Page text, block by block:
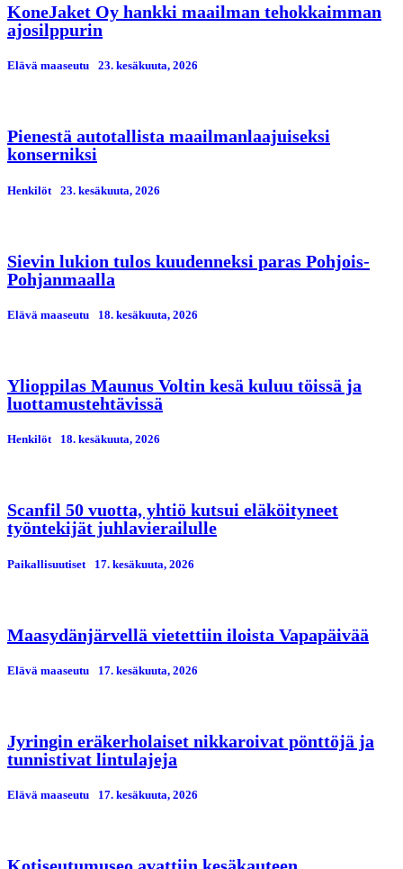
KoneJaket Oy hankki maailman tehokkaimman
ajosilppurin
Elävä maaseutu 23. kesäkuuta, 2026
Pienestä autotallista maailmanlaajuiseksi
konserniksi
Henkilöt 23. kesäkuuta, 2026
Sievin lukion tulos kuudenneksi paras Pohjois-
Pohjanmaalla
Elävä maaseutu 18. kesäkuuta, 2026
Ylioppilas Maunus Voltin kesä kuluu töissä ja
luottamustehtävissä
Henkilöt 18. kesäkuuta, 2026
Scanfil 50 vuotta, yhtiö kutsui eläköityneet
työntekijät juhlavierailulle
Paikallisuutiset 17. kesäkuuta, 2026
Maasydänjärvellä vietettiin iloista Vapapäivää
Elävä maaseutu 17. kesäkuuta, 2026
Jyringin eräkerholaiset nikkaroivat pönttöjä ja
tunnistivat lintulajeja
Elävä maaseutu 17. kesäkuuta, 2026